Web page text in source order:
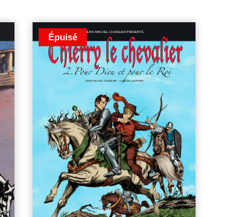
Épuisé